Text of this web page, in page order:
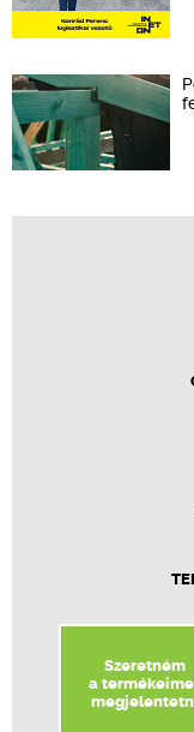
Szeretném
a